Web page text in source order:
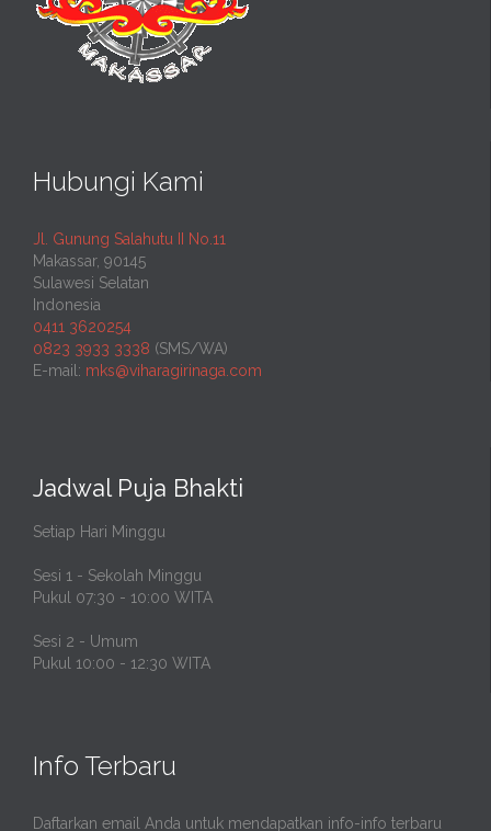
Hubungi Kami
Jl. Gunung Salahutu II No.11
Makassar, 90145
Sulawesi Selatan
Indonesia
0411 3620254
0823 3933 3338 (SMS/WA)
E-mail: mks@viharagirinaga.com
Jadwal Puja Bhakti
Setiap Hari Minggu
Sesi 1 - Sekolah Minggu
Pukul 07:30 - 10:00 WITA
Sesi 2 - Umum
Pukul 10:00 - 12:30 WITA
Info Terbaru
Daftarkan email Anda untuk mendapatkan info-info terbaru